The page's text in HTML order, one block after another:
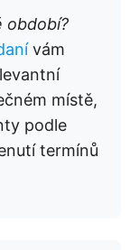
období?
vám
místě,
podle
termínů